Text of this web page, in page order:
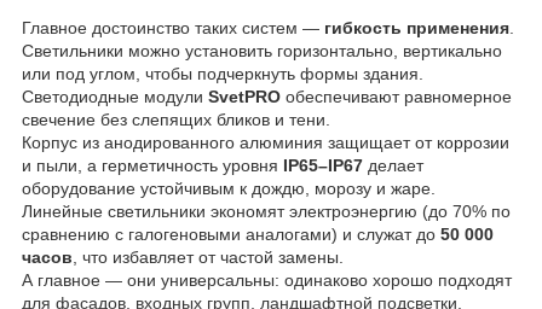
Главное достоинство таких систем — гибкость применения
Светильники можно установить горизонтально, вертикально
или под углом, чтобы подчеркнуть формы здания.
Светодиодные модули SvetPRO обеспечивают равномерное
свечение без слепящих бликов и тени.
Корпус из анодированного алюминия защищает от коррозии
и пыли, а герметичность уровня IP65–IP67 делает
оборудование устойчивым к дождю, морозу и жаре.
Линейные светильники экономят электроэнергию (до 70% по
сравнению с галогеновыми аналогами) и служат до 50 000
часов , что избавляет от частой замены.
А главное — они универсальны: одинаково хорошо подходят
для фасадов, входных групп, ландшафтной подсветки,